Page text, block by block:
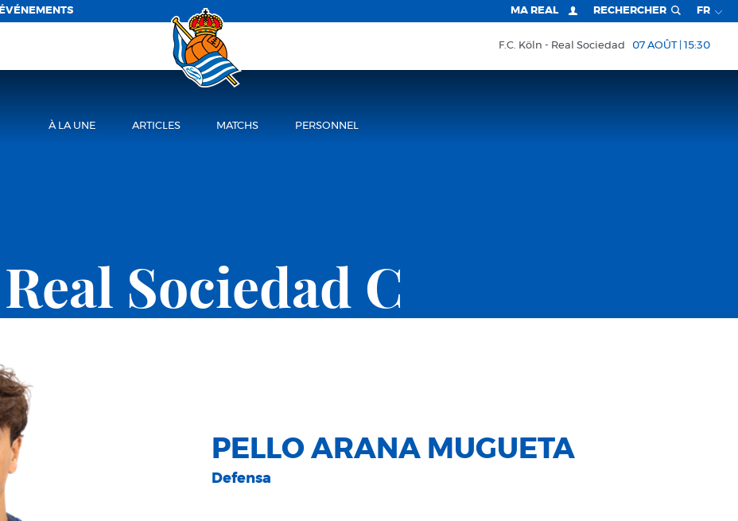
ÉVÉNEMENTS MA REAL RECHERCHER FR
F.C. Köln Real Sociedad 07 AOÛT | 15:30
À LA UNE ARTICLES MATCHS PERSONNEL
Real Sociedad C
PELLO ARANA MUGUETA
Defensa